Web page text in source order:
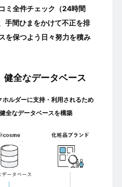
ミ全件チェック（24時間
手間ひまをかけて不正を排
を保つよう日々努力を積み
健全なデータベース
ルダーに支持・利用されるため
全なデータベースを構築